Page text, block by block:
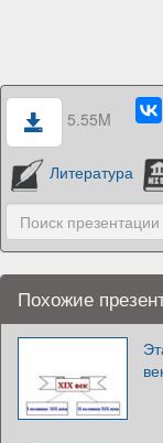
5.55M
Литература
Похожие